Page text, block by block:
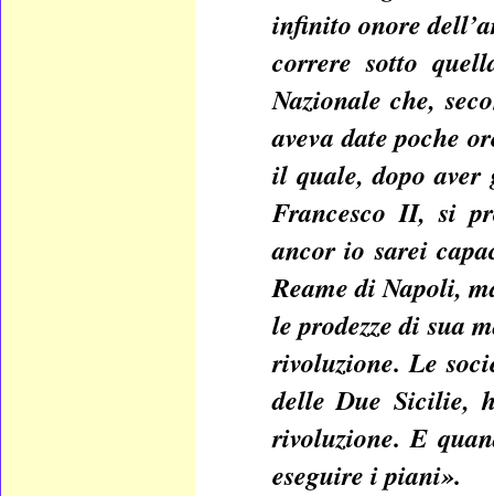
infinito onore
correre sotto
Nazionale che,
aveva date poche
il quale, dopo
Francesco II, si
ancor io sarei
Reame di Napoli,
le prodezze di sua
rivoluzione. Le
delle Due Sicilie,
rivoluzione. E
eseguire i piani».